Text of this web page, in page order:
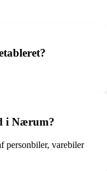
i Nærum?
personbiler, varebiler